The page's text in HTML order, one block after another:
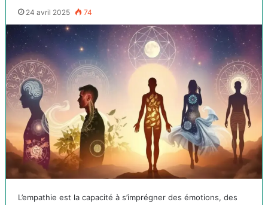
24 avril 2025 74
L’empathie est la capacité à s’imprégner des émotions, des